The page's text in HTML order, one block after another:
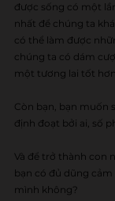
được sống có một
nhất để chúng ta
có thể làm được
chúng ta có dám
một tương lai tốt
Còn bạn, bạn muốn
định đoạt bởi ai, số
Và để trở thành con
bạn có đủ dũng
mình không?